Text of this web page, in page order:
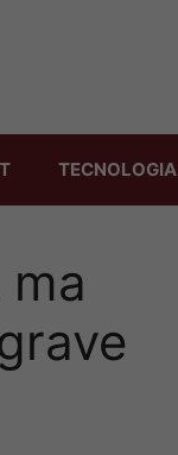
TECNOLOGIA